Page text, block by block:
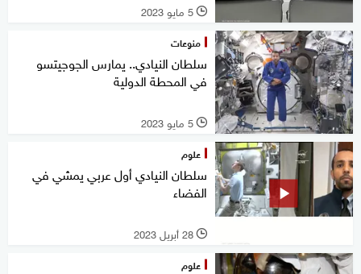
l 5 مايو 2023
منوعات
سلطان النيادي.. يمارس الجوجيتسو
في المحطة الدولية
l 5 مايو 2023
علوم
سلطان النيادي أول عربي يمشي في
الفضاء
l 28 أبريل 2023
علوم